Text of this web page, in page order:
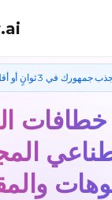
جمهورك في 3 ثوانٍ أو أقل